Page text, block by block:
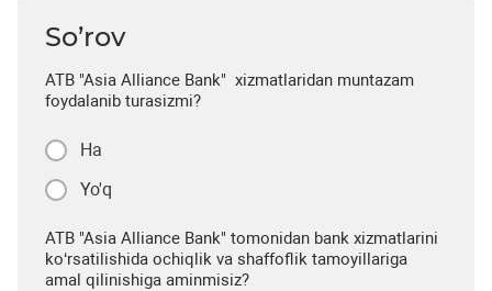
So’rov
ATB "Asia Alliance Bank" xizmatlaridan muntazam
foydalanib turasizmi?
Ha
Yo'q
ATB "Asia Alliance Bank" tomonidan bank xizmatlarini
ko‘rsatilishida ochiqlik va shaffoflik tamoyillariga
amal qilinishiga aminmisiz?